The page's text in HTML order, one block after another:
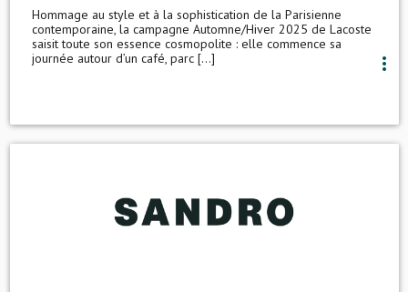
Hommage au style et à la sophistication de la Parisienne
contemporaine, la campagne Automne/Hiver 2025 de Lacoste
saisit toute son essence cosmopolite : elle commence sa
journée autour d’un café, parc [...]
more_vert